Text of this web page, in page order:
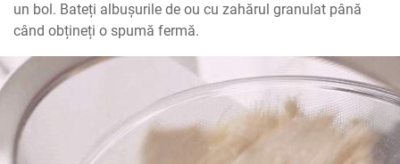
un bol. Bateți albușurile de ou cu zahărul granulat până
când obțineți o spumă fermă.